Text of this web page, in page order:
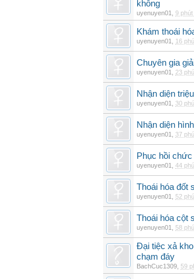
không
uyenuyen01 9
Khám thoái
uyenuyen01 16
Chuyên gia
uyenuyen01 23
Nhận diện
uyenuyen01 30
Nhận diện
uyenuyen01 37
Phục hồi
uyenuyen01 44
Thoái hóa đốt
uyenuyen01 52
Thoái hóa cột
uyenuyen01 58
Đại tiệc xả
chạm đáy
BachCuc1309 59